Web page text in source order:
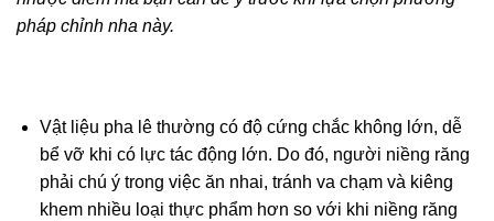
chọn phương pháp chỉnh nha này.
Vật liệu pha lê thường có độ cứng chắc không lớn,
dễ bể vỡ khi có lực tác động lớn. Do đó, người niềng
răng phải chú ý trong việc ăn nhai, tránh va chạm và
kiêng khem nhiều loại thực phẩm hơn so với khi
Bọc răng sứ thẩm mỹ
Niềng răng thẩm mỹ
Trồng răng Implant
Điều trị bệnh lý